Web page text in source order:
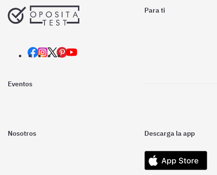
Para ti
Eventos
Nosotros Descarga la app